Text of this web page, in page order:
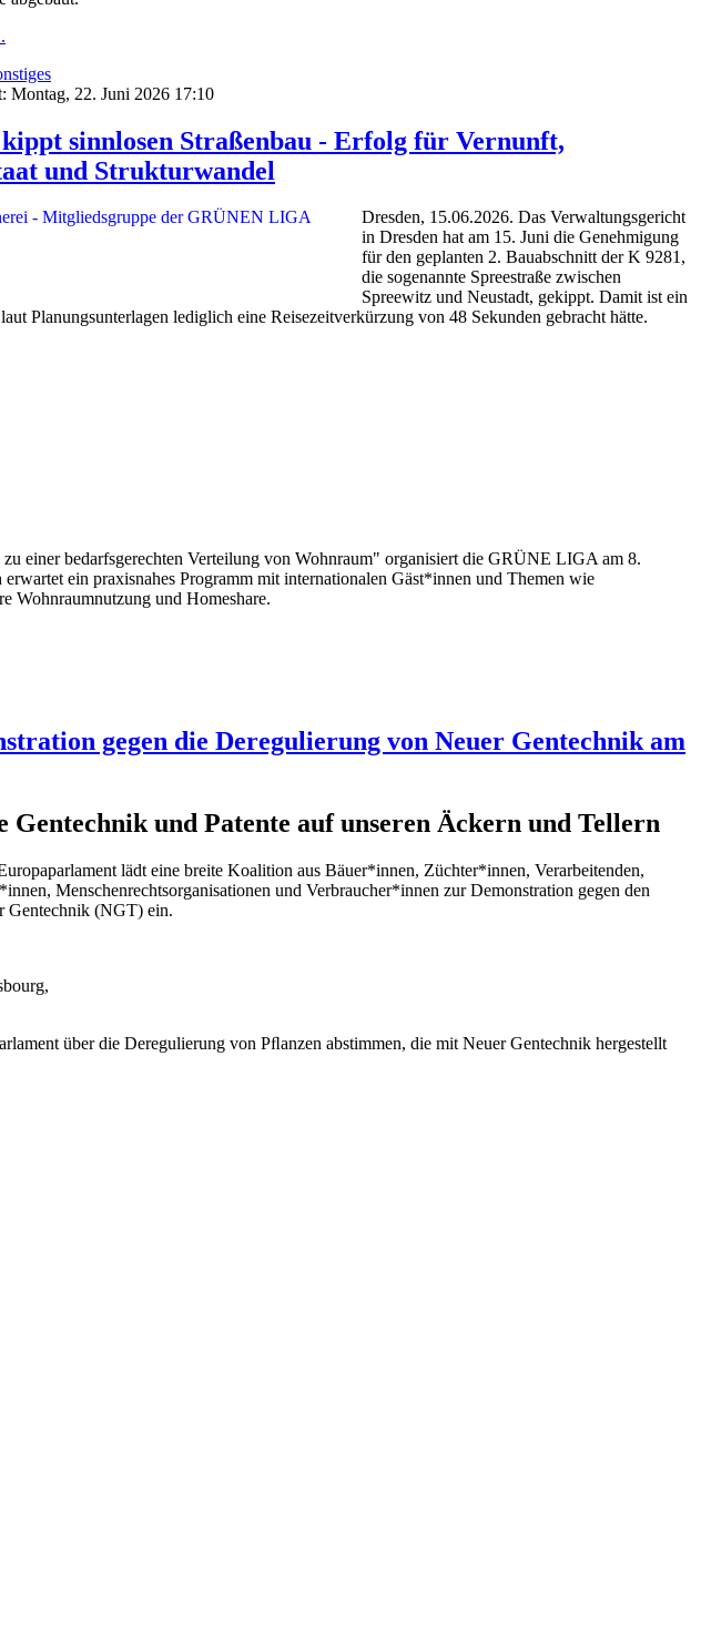
Montag, 22. Juni 2026 17:10
sinnlosen Straßenbau - Erfolg für Vernunft,
und Strukturwandel
Dresden, 15.06.2026. Das Verwaltungsgericht
in Dresden hat am 15. Juni die Genehmigung
für den geplanten 2. Bauabschnitt der K 9281,
die sogenannte Spreestraße zwischen
Spreewitz und Neustadt, gekippt. Damit ist ein
Planungsunterlagen lediglich eine Reisezeitverkürzung von 48 Sekunden gebracht hätte.
einer bedarfsgerechten Verteilung von Wohnraum" organisiert die GRÜNE LIGA am 8.
ein praxisnahes Programm mit internationalen Gäst*innen und Themen wie
Wohnraumnutzung und Homeshare.
gegen die Deregulierung von Neuer Gentechnik am
Gentechnik und Patente auf unseren Äckern und Tellern
lädt eine breite Koalition aus Bäuer*innen, Züchter*innen, Verarbeitenden,
Menschenrechtsorganisationen und Verbraucher*innen zur Demonstration gegen den
Gentechnik (NGT) ein.
über die Deregulierung von Pﬂanzen abstimmen, die mit Neuer Gentechnik hergestellt